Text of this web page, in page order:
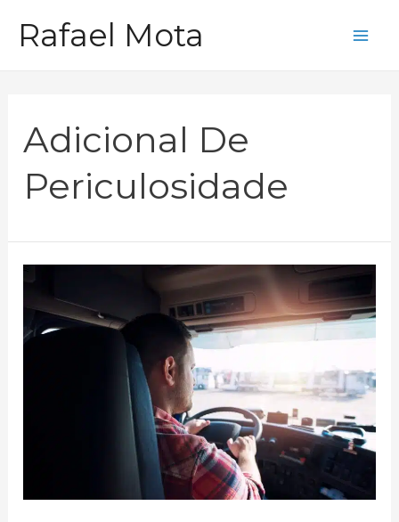
paraRafael Mota
Adicional De
Periculosidade